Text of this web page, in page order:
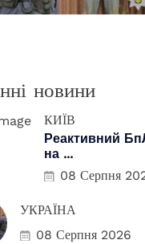
новини
КИЇВ
Реактивний
на ...
08 Серпня
УКРАЇНА
08 Серпня 2026